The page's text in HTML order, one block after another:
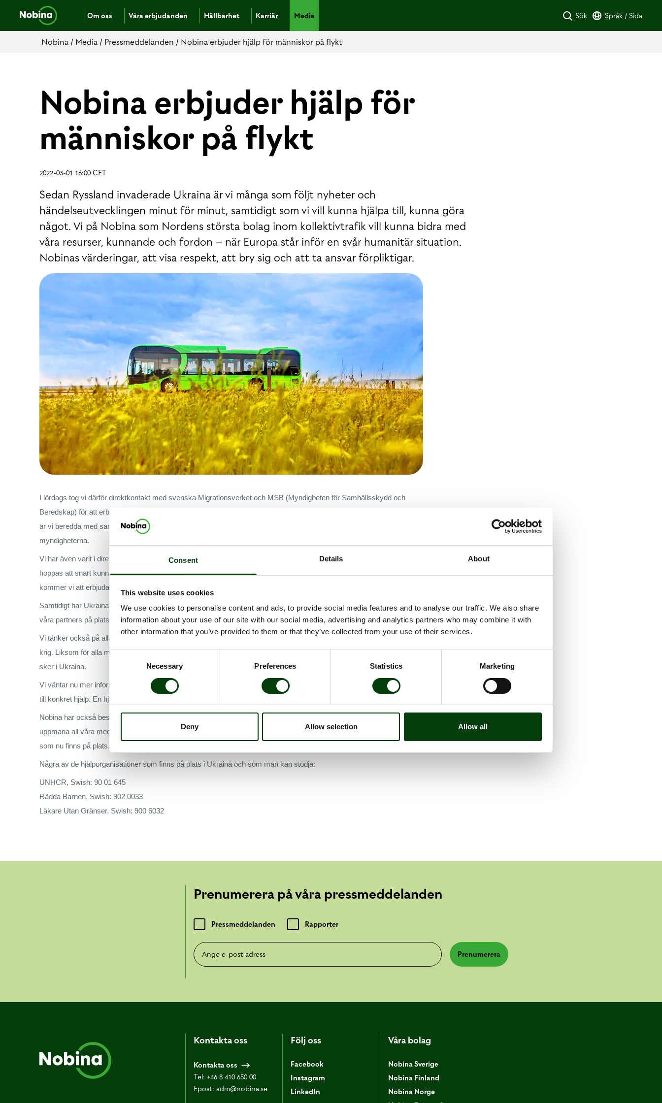
Consent Details About
This website uses cookies
We use cookies to personalise content and ads, to provide social media features and to analyse our traffic. We also share
information about your use of our site with our social media, advertising and analytics partners who may combine it with
other information that you’ve provided to them or that they’ve collected from your use of their services.
Consent
Necessary Preferences Statistics Marketing
Deny Allow selection Allow all
Om oss Våra erbjudanden Hållbarhet Karriär Media Sök Språk / Sida
Nobina / Media / Pressmeddelanden / Nobina erbjuder hjälp för människor på flykt
Nobina erbjuder hjälp för
människor på flykt
2022-03-01 16:00 CET
Sedan Ryssland invaderade Ukraina är vi många som följt nyheter och
händelseutvecklingen minut för minut, samtidigt som vi vill kunna hjälpa till, kunna göra
något. Vi på Nobina som Nordens största bolag inom kollektivtrafik vill kunna bidra med
våra resurser, kunnande och fordon – när Europa står inför en svår humanitär situation.
Nobinas värderingar, att visa respekt, att bry sig och att ta ansvar förpliktigar.
I lördags tog vi därför direktkontakt med svenska Migrationsverket och MSB (Myndigheten för Samhällsskydd och
Beredskap) för att erbjuda vår hjälp och koordinera insatser för att kunna hjälpa människor som nu är på flykt. Självklart
är vi beredda med samma insats i alla våra nordiska länder om man önskar stöd eller hjälp från de nationella
myndigheterna.
Vi har även varit i direktkontakt med hjälporganisationer som nu hjälper barnhemsbarn att fly krigets fasor. Där vi nu
hoppas att snart kunna omsätta denna utsträckta hand och maktlöshet till handling och att kunna hjälpa till. Självklart
kommer vi att erbjuda vår hjälp och en utsträckt hand till våra myndigheter i alla nordiska länder
Samtidigt har Ukraina under många år varit en av våra största marknader för begagnade bussar och vi försöker nu med
våra partners på plats att bistå med bussar och fordon direkt till Ukraina.
Vi tänker också på alla våra kollegor som idag känner en oro för släkt, vänner eller familj som befinner sig mitt i detta
krig. Liksom för alla medarbetare som har upplevt liknande situationer och som nu påminns och påverkas av det som
sker i Ukraina.
Vi väntar nu mer information och svar från våra myndighetskontakter om hur vårt erbjudande om stöd kan omvandlas
till konkret hjälp. En hjälp som kommer kräva både bussar, förare och engagemang från oss alla.
Nobina har också beslutat att skänka 500 000 kronor till Röda Korset för att direkt kunna stödja på plats och vi vill gärna
uppmana all våra medarbetare och resenärer som kan och vill att skänka ett bidrag till någon av de hjälporganisationer
som nu finns på plats. Ingen kan göra allt, men alla kan göra något.
Några av de hjälporganisationer som finns på plats i Ukraina och som man kan stödja:
UNHCR, Swish: 90 01 645
Rädda Barnen, Swish: 902 0033
Läkare Utan Gränser, Swish: 900 6032
Prenumerera på våra pressmeddelanden
Pressmeddelanden Rapporter
Ange e-post adress
Prenumerera
Kontakta oss
Kontakta oss
Tel: +46 8 410 650 00
Epost: adm@nobina.se
Följ oss
Facebook
Instagram
LinkedIn
Våra bolag
Nobina Sverige
Nobina Finland
Nobina Norge